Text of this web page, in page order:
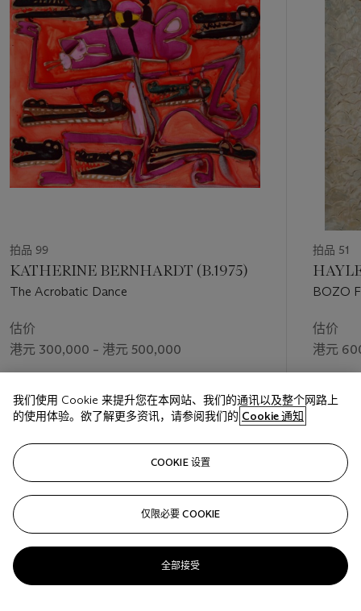
第
1
个
拍品 99
KATHERINE BERNHARDT (B.1975)
The Acrobatic Dance
估价
港元 300,000 – 港元 500,000
港元 756,000
拍品 51
BOZO
估价
港元
港元
下
我们使用 Cookie 来提升您在本网站、我们的通讯以及整个网路上
的使用体验。欲了解更多资讯，请参阅我们的 Cookie 通知
COOKIE 设置
仅限必要 COOKIE
全部接受